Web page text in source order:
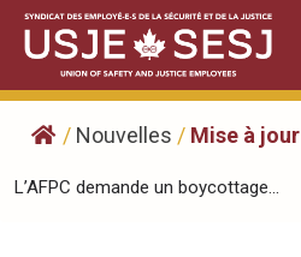
Skip
content
/ Nouvelles / Mise à jour
L’AFPC demande un boycottage...